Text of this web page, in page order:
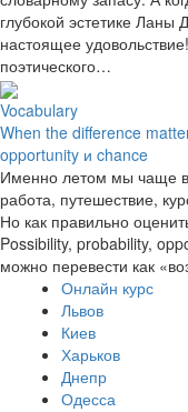
глубокой эстетике
настоящее
поэтического…
Vocabulary
When the difference
opportunity и chance
Именно летом мы чаще
работа, путешествие,
Но как правильно
Possibility, probability,
можно перевести как
Онлайн курс
Львов
Киев
Харьков
Днепр
Одесса